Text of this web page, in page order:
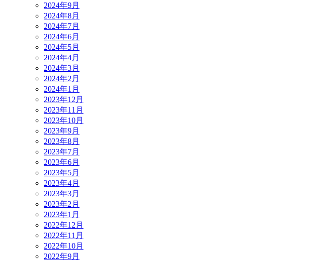
2024年9月
2024年8月
2024年7月
2024年6月
2024年5月
2024年4月
2024年3月
2024年2月
2024年1月
2023年12月
2023年11月
2023年10月
2023年9月
2023年8月
2023年7月
2023年6月
2023年5月
2023年4月
2023年3月
2023年2月
2023年1月
2022年12月
2022年11月
2022年10月
2022年9月